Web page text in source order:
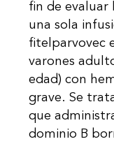
fin de evaluar
una sola
fitelparvovec
varones
edad) con
grave. Se
que
dominio B